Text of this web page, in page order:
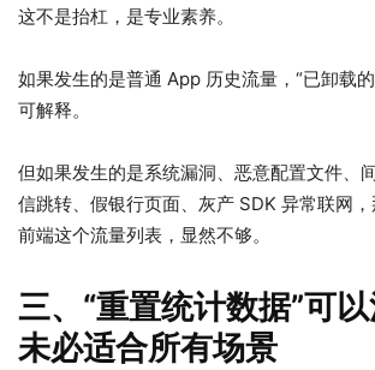
这不是抬杠，是专业素养。
如果发生的是普通 App 历史流量，“已卸载
可解释。
但如果发生的是系统漏洞、恶意配置文件、
信跳转、假银行页面、灰产 SDK 异常联网
前端这个流量列表，显然不够。
三、“重置统计数据”可
未必适合所有场景